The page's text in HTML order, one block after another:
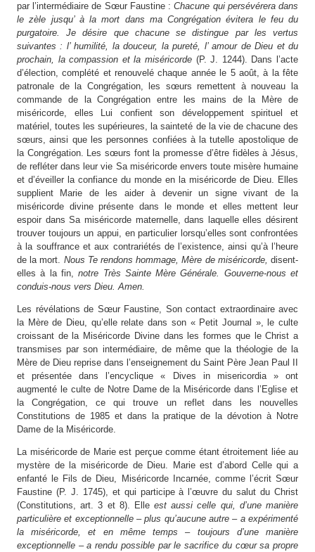
par l’intermédiaire de Sœur Faustine :Chacune qui persévérera dans
le zèle jusqu’ à la mort dans ma Congrégation évitera le feu du
purgatoire. Je désire que chacune se distingue par les vertus
suivantes : l’ humilité, la douceur, la pureté, l’ amour de Dieu et du
prochain, la compassion et la miséricorde (P. J. 1244). Dans l’acte
d’élection, complété et renouvelé chaque année le 5 août, à la fête
patronale de la Congrégation, les sœurs remettent à nouveau la
commande de la Congrégation entre les mains de la Mère de
miséricorde, elles Lui confient son développement spirituel et
matériel, toutes les supérieures, la sainteté de la vie de chacune des
sœurs, ainsi que les personnes confiées à la tutelle apostolique de
la Congrégation. Les sœurs font la promesse d’être fidèles à Jésus,
de refléter dans leur vie Sa miséricorde envers toute misère humaine
et d’éveiller la confiance du monde en la miséricorde de Dieu. Elles
supplient Marie de les aider à devenir un signe vivant de la
miséricorde divine présente dans le monde et elles mettent leur
espoir dans Sa miséricorde maternelle, dans laquelle elles désirent
trouver toujours un appui, en particulier lorsqu’elles sont confrontées
à la souffrance et aux contrariétés de l’existence, ainsi qu’à l’heure
de la mort. Nous Te rendons hommage, Mère de miséricorde,disent-
elles à la fin,notre Très Sainte Mère Générale. Gouverne-nous et
conduis-nous vers Dieu. Amen.
Les révélations de Sœur Faustine, Son contact extraordinaire avec
la Mère de Dieu, qu’elle relate dans son « Petit Journal », le culte
croissant de la Miséricorde Divine dans les formes que le Christ a
transmises par son intermédiaire, de même que la théologie de la
Mère de Dieu reprise dans l’enseignement du Saint Père Jean Paul II
et présentée dans l’encyclique « Dives in misericordia » ont
augmenté le culte de Notre Dame de la Miséricorde dans l’Eglise et
la Congrégation, ce qui trouve un reflet dans les nouvelles
Constitutions de 1985 et dans la pratique de la dévotion à Notre
Dame de la Miséricorde.
La miséricorde de Marie est perçue comme étant étroitement liée au
mystère de la miséricorde de Dieu. Marie est d’abord Celle qui a
enfanté le Fils de Dieu, Miséricorde Incarnée, comme l’écrit Sœur
Faustine (P. J. 1745), et qui participe à l’œuvre du salut du Christ
(Constitutions, art. 3 et 8). Elleest aussi celle qui, d’une manière
particulière et exceptionnelle – plus qu’aucune autre – a expérimenté
la miséricorde, et en même temps – toujours d’une manière
exceptionnelle – a rendu possible par le sacrifice du cœur sa propre